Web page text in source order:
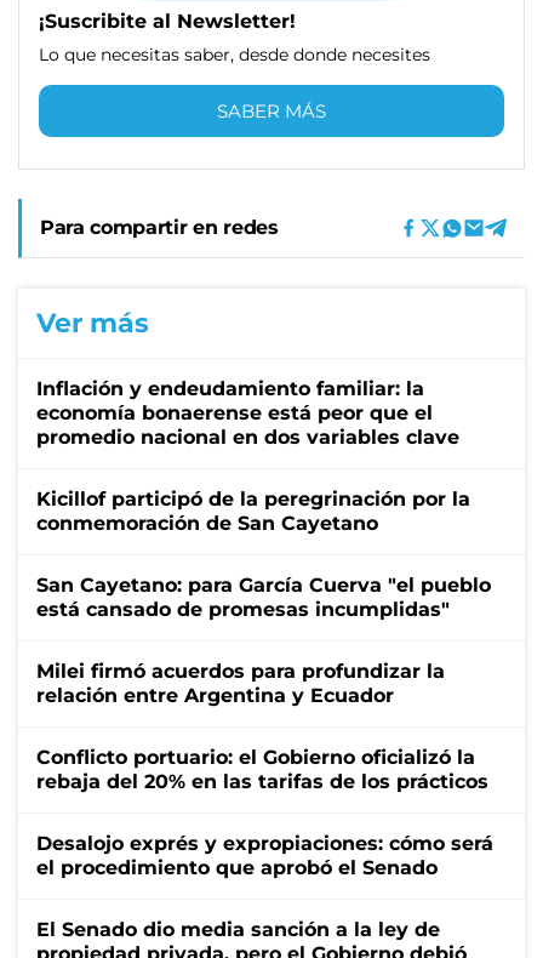
¡Suscribite al Newsletter!
Lo que necesitas saber, desde donde necesites
SABER MÁS
Para compartir en redes
Ver más
Inflación y endeudamiento familiar: la
economía bonaerense está peor que el
promedio nacional en dos variables clave
Kicillof participó de la peregrinación por la
conmemoración de San Cayetano
San Cayetano: para García Cuerva "el pueblo
está cansado de promesas incumplidas"
Milei firmó acuerdos para profundizar la
relación entre Argentina y Ecuador
Conflicto portuario: el Gobierno oficializó la
rebaja del 20% en las tarifas de los prácticos
Desalojo exprés y expropiaciones: cómo será
el procedimiento que aprobó el Senado
El Senado dio media sanción a la ley de